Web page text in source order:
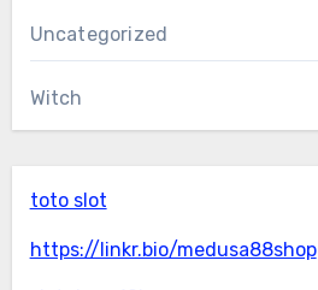
Uncategorized
Witch
toto slot
https://linkr.bio/medusa88shop